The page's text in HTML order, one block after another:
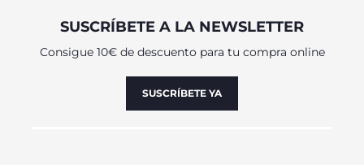
SUSCRÍBETE A LA NEWSLETTER
Consigue 10€ de descuento para tu compra online
SUSCRÍBETE YA